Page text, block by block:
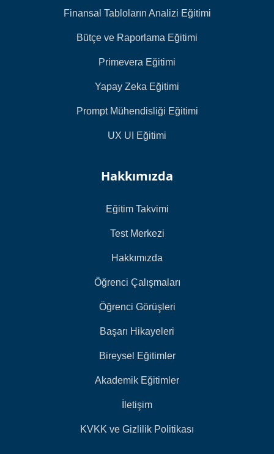
Finansal Tabloların Analizi Eğitimi
Bütçe ve Raporlama Eğitimi
Primevera Eğitimi
Yapay Zeka Eğitimi
Prompt Mühendisliği Eğitimi
UX UI Eğitimi
Hakkımızda
Eğitim Takvimi
Test Merkezi
Hakkımızda
Öğrenci Çalışmaları
Öğrenci Görüşleri
Başarı Hikayeleri
Bireysel Eğitimler
Akademik Eğitimler
İletişim
KVKK ve Gizlilik Politikası